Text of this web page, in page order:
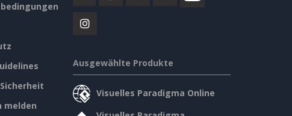
melden
Ausgewählte Produkte
Visuelles Paradigma Online